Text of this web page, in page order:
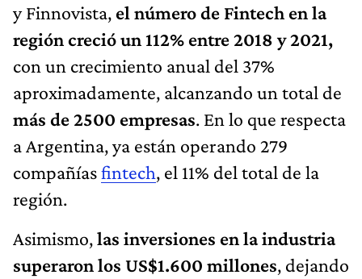
y Finnovista, el número de Fintech en la
región creció un 112% entre 2018 y 2021,
con un crecimiento anual del 37%
aproximadamente, alcanzando un total de
más de 2500 empresas. En lo que respecta
a Argentina, ya están operando 279
compañíasfintech, el 11% del total de la
región.
Asimismo,las inversiones en la industria
superaron los US$1.600 millones, dejando